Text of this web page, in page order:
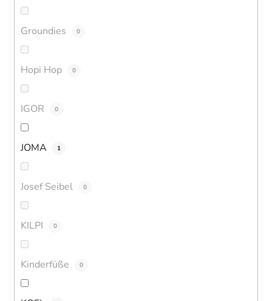
Groundies 0
Hopi Hop 0
IGOR 0
JOMA 1
Josef Seibel 0
KILPI 0
Kinderfüße 0